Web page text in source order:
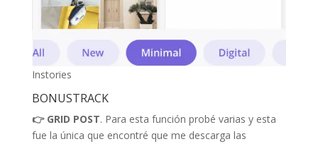
Instories
BONUSTRACK
👉 GRID POST. Para esta función probé varias y esta
fue la única que encontré que me descarga las